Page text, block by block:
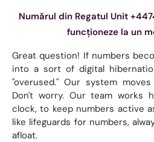
Numărul din Regatul Unit
funcționeze la un
Great question! If numbers
into a sort of digital
"overused." Our system
Don't worry. Our team works
clock, to keep numbers active
like lifeguards for numbers,
afloat.